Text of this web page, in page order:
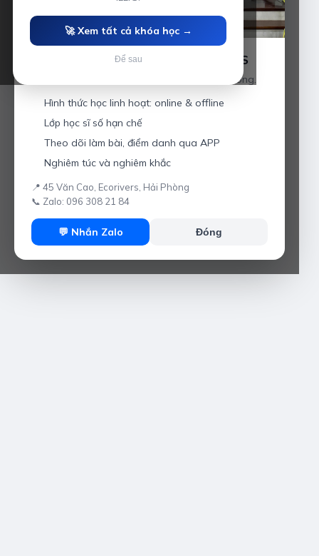
Luyện thi IELTS cùng Thầy Anh IELTS
Giáo viên hơn 10 năm kinh nghiệm tại Hải Phòng.
Hình thức học linh hoạt: online & offline
Lớp học sĩ số hạn chế
Theo dõi làm bài, điểm danh qua APP
Nghiêm túc và nghiêm khắc
📍 45 Văn Cao, Ecorivers, Hải Phòng
📞 Zalo: 096 308 21 84
💬 Nhắn Zalo Đóng
🚀 Xem tất cả khóa học →
Để sau